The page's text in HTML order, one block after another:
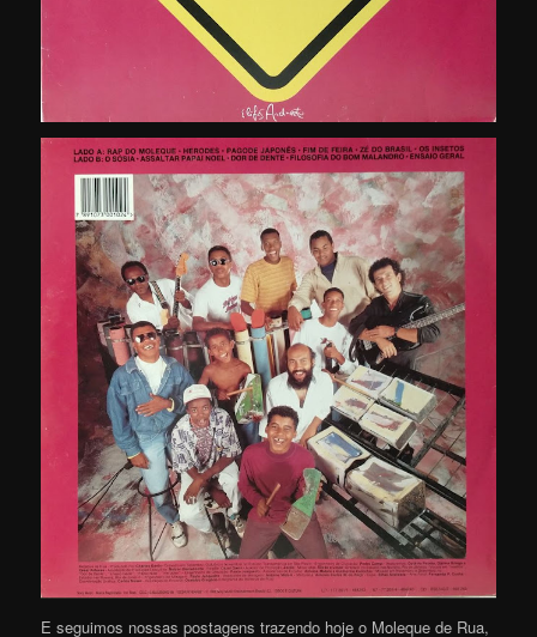
E seguimos nossas postagens trazendo hoje o Moleque de Rua,